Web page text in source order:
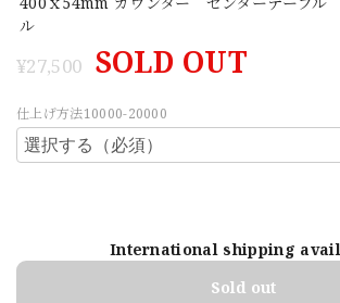
ル
¥27,500 SOLD OUT
仕上げ方法10000-20000
International shipping
Sold out